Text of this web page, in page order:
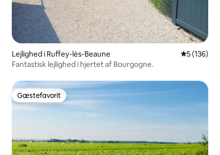
Lejlighed i Ruffey-lès-Beaune 5 ud af 5 i
5 (136)
Fantastisk lejlighed i hjertet af Bourgogne.
Gæstefavorit
Gæstefavorit